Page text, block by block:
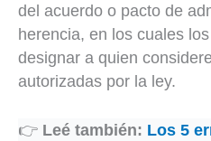
del acuerdo o pacto de
herencia, en los cuales
designar a quien
autorizadas por la ley.
👉 Leé también: Los 5